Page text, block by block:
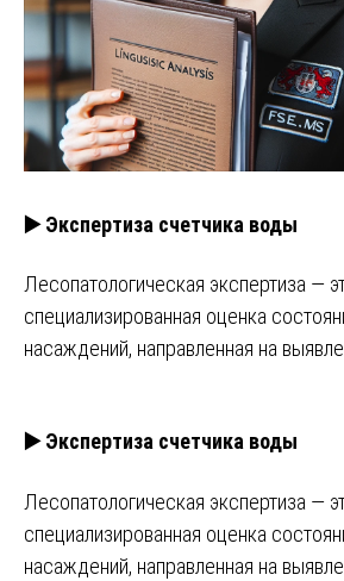
▶️ Экспертиза счетчика воды
Лесопатологическая экспертиза —
специализированная оценка
насаждений, направленная на
▶️ Экспертиза счетчика воды
Лесопатологическая экспертиза —
специализированная оценка
насаждений, направленная на